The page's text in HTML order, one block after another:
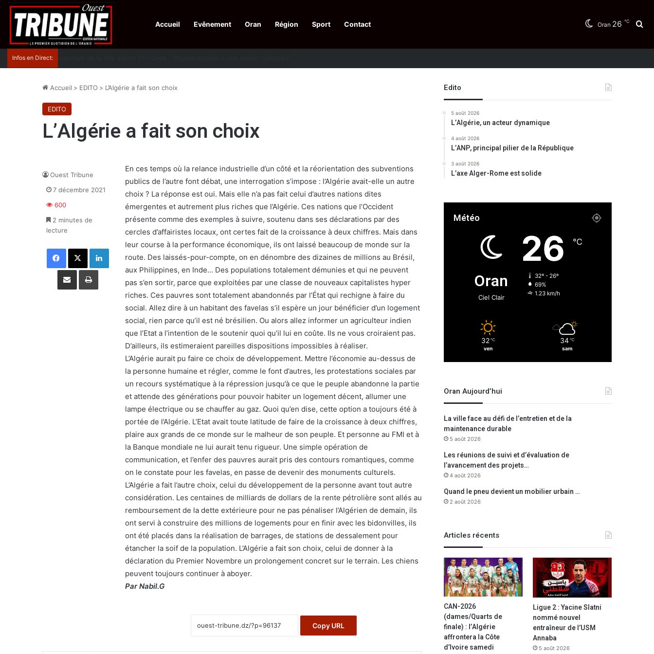
Accueil Evênement Oran Région Sport Contact Oran 26 ℃
Infos en Direct:
Accueil > EDITO > L’Algérie a fait son choix
EDITO
L’Algérie a fait son choix
En ces temps où la relance industrielle d’un côté et la réorientation des subventions
publics de l’autre font débat, une interrogation s’impose : l’Algérie avait-elle un autre
choix ? La réponse est oui. Mais elle n’a pas fait celui d’autres nations dites
émergentes et autrement plus riches que l’Algérie. Ces nations que l’Occident
présente comme des exemples à suivre, soutenu dans ses déclarations par des
cercles d’affairistes locaux, ont certes fait de la croissance à deux chiffres. Mais dans
leur course à la performance économique, ils ont laissé beaucoup de monde sur la
route. Des laissés-pour-compte, on en dénombre des dizaines de millions au Brésil,
aux Philippines, en Inde… Des populations totalement démunies et qui ne peuvent
pas s’en sortir, parce que exploitées par une classe de nouveaux capitalistes hyper
riches. Ces pauvres sont totalement abandonnés par l’État qui rechigne à faire du
social. Allez dire à un habitant des favelas s’il espère un jour bénéficier d’un logement
social, rien parce qu’il est né brésilien. Ou alors allez informer un agriculteur indien
que l’Etat a l’intention de le soutenir quoi qu’il lui en coûte. Ils ne vous croiraient pas.
D’ailleurs, ils estimeraient pareilles dispositions impossibles à réaliser.
L’Algérie aurait pu faire ce choix de développement. Mettre l’économie au-dessus de
la personne humaine et régler, comme le font d’autres, les protestations sociales par
un recours systématique à la répression jusqu’à ce que le peuple abandonne la partie
et attende des générations pour pouvoir habiter un logement décent, allumer une
lampe électrique ou se chauffer au gaz. Quoi qu’en dise, cette option a toujours été à
portée de l’Algérie. L’Etat avait toute latitude de faire de la croissance à deux chiffres,
plaire aux grands de ce monde sur le malheur de son peuple. Et personne au FMI et à
la Banque mondiale ne lui aurait tenu rigueur. Une simple opération de
communication, et l’enfer des pauvres aurait pris des contours romantiques, comme
on le constate pour les favelas, en passe de devenir des monuments culturels.
L’Algérie a fait l’autre choix, celui du développement de la personne avant tout autre
considération. Les centaines de milliards de dollars de la rente pétrolière sont allés au
remboursement de la dette extérieure pour ne pas pénaliser l’Algérien de demain, ils
ont servi à construire des millions de logements pour en finir avec les bidonvilles, ils
ont été placés dans la réalisation de barrages, de stations de dessalement pour
étancher la soif de la population. L’Algérie a fait son choix, celui de donner à la
déclaration du Premier Novembre un prolongement concret sur le terrain. Les chiens
peuvent toujours continuer à aboyer.
Par Nabil.G
Copy URL
Ouest Tribune
7 décembre 2021
600
2 minutes de
lecture
Facebook X Linkedin
Partager par email Imprimer
Edito
5 août 2026
L’Algérie, un acteur dynamique
4 août 2026
L’ANP, principal pilier de la République
3 août 2026
L’axe Alger-Rome est solide
Météo
Oran
Ciel Clair
26 ℃
32º - 26º
69%
1.23 km/h
32 ℃
ven
34 ℃
sam
Oran Aujourd’hui
La ville face au défi de l’entretien et de la
maintenance durable
5 août 2026
Les réunions de suivi et d’évaluation de
l’avancement des projets…
4 août 2026
Quand le pneu devient un mobilier urbain …
2 août 2026
Articles récents
CAN-2026
(dames/Quarts de
finale) : l’Algérie
affrontera la Côte
d’Ivoire samedi
Ligue 2 : Yacine Slatni
nommé nouvel
entraîneur de l’USM
Annaba
5 août 2026